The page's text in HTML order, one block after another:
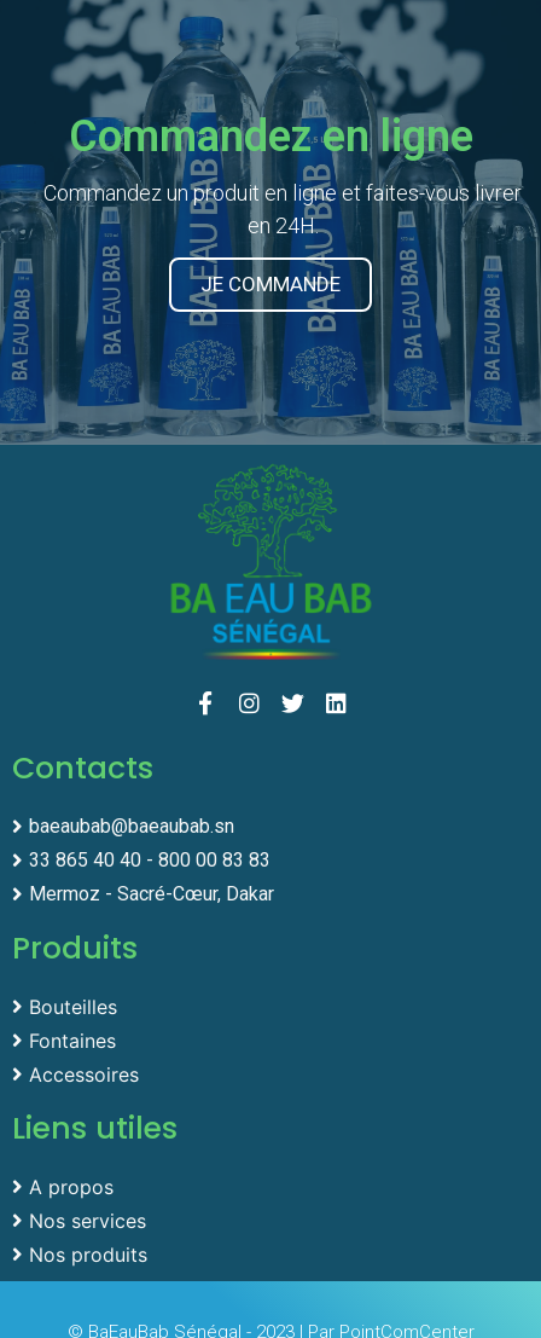
Commandez en ligne
Commandez un produit en ligne et faites-vous livrer
en 24H.
JE COMMANDE
Contacts
baeaubab@baeaubab.sn
33 865 40 40 - 800 00 83 83
Mermoz - Sacré-Cœur, Dakar
Produits
Bouteilles
Fontaines
Accessoires
Liens utiles
A propos
Nos services
Nos produits
© BaEauBab Sénégal - 2023 | Par PointComCenter